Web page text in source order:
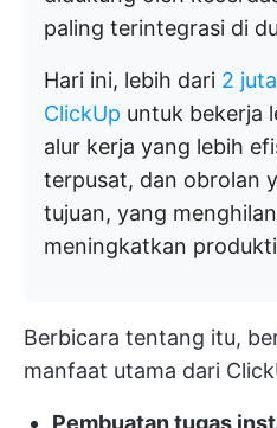
paling terintegrasi di
Hari ini, lebih dari 2
ClickUp untuk bekerja
alur kerja yang lebih
terpusat, dan obrolan
tujuan, yang
meningkatkan
Berbicara tentang itu,
manfaat utama dari
Pembuatan tugas